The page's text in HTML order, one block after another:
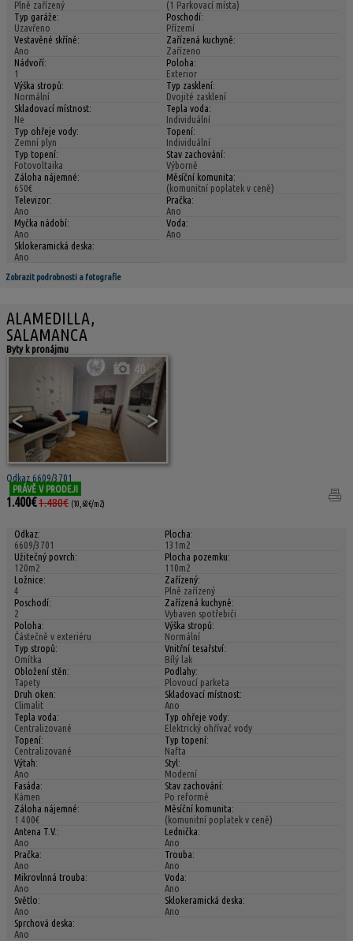
Plně zařízený
(1 Parkovací místa)
Typ garáže:
Uzavřeno
Poschodí:
Přízemí
Vestavěné skříně:
Ano
Zařízená kuchyně:
Zařízeno
Nádvoří:
1
Poloha:
Exterior
Výška stropů:
Normální
Typ zasklení:
Dvojité zasklení
Skladovací místnost:
Ne
Tepla voda:
Individuální
Typ ohřeje vody:
Zemní plyn
Topení:
Individuální
Typ topení:
Fotovoltaika
Stav zachování:
Výborně
Záloha nájemné:
650€
Měsíční komunita:
(komunitní poplatek v ceně)
Televizor:
Ano
Pračka:
Ano
Myčka nádobí:
Ano
Voda:
Ano
Sklokeramická deska:
Ano
Zobrazit podrobnosti a fotografie
ALAMEDILLA,
SALAMANCA
Byty k pronájmu
< >
40
Odkaz 6609/3701
PRÁVĚ V PRODEJI
1.400€1.480€ (10,68€/m2)
Odkaz:
6609/3701
Plocha:
131m2
Užitečný povrch:
120m2
Plocha pozemku:
110m2
Ložnice:
4
Zařízený:
Plně zařízený
Poschodí:
2
Zařízená kuchyně:
Vybaven spotřebiči
Poloha:
Částečně v exteriéru
Výška stropů:
Normální
Typ stropů:
Omítka
Vnitřní tesařství:
Bílý lak
Obložení stěn:
Tapety
Podlahy:
Plovoucí parketa
Druh oken:
Climalit
Skladovací místnost:
Ano
Tepla voda:
Centralizované
Typ ohřeje vody:
Elektrický ohřívač vody
Topení:
Centralizované
Typ topení:
Nafta
Výtah:
Ano
Styl:
Moderní
Fasáda:
Kámen
Stav zachování:
Po reformě
Záloha nájemné:
1.400€
Měsíční komunita:
(komunitní poplatek v ceně)
Antena T.V.:
Ano
Lednička:
Ano
Pračka:
Ano
Trouba:
Ano
Mikrovlnná trouba:
Ano
Voda:
Ano
Světlo:
Ano
Sklokeramická deska:
Ano
Sprchová deska:
Ano